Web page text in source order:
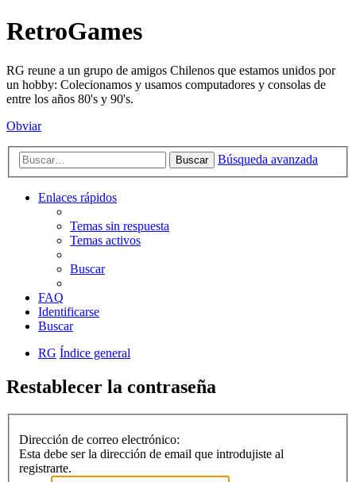
RetroGames
RG reune a un grupo de amigos Chilenos que estamos unidos por
un hobby: Colecionamos y usamos computadores y consolas de
entre los años 80's y 90's.
Obviar
Buscar Búsqueda avanzada
Enlaces rápidos
Temas sin respuesta
Temas activos
Buscar
FAQ
Identificarse
Buscar
RG Índice general
Restablecer la contraseña
Dirección de correo electrónico:
Esta debe ser la dirección de email que introdujiste al
registrarte.